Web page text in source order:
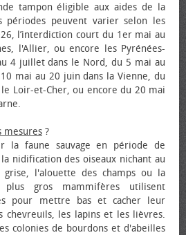
tampon éligible aux aides de la
périodes peuvent varier selon les
l’interdiction court du 1er mai au
l'Allier, ou encore les Pyrénées-
4 juillet dans le Nord, du 5 mai au
mai au 20 juin dans la Vienne, du
Loir-et-Cher, ou encore du 20 mai
mesures ?
la faune sauvage en période de
nidification des oiseaux nichant au
l'alouette des champs ou la
gros mammifères utilisent
pour mettre bas et cacher leur
chevreuils, les lapins et les lièvres.
colonies de bourdons et d'abeilles